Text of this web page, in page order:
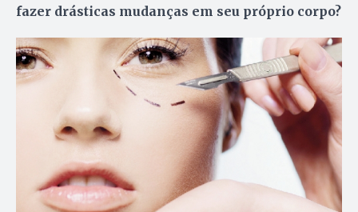
fazer drásticas mudanças em seu próprio corpo?